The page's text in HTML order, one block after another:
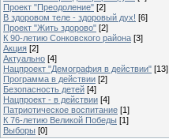
Проект "Преодоление" [2]
В здоровом теле - здоровый дух! [6]
Проект "Жить здорово" [2]
К 90-летию Сонковского района [3]
Акция [2]
Актуально [4]
Нацпроект "Демография в действии" [13]
Программа в действии [2]
Безопасность детей [4]
Нацпроект - в действии [4]
Патриотическое воспитание [1]
К 76-летию Великой Победы [1]
Выборы [0]